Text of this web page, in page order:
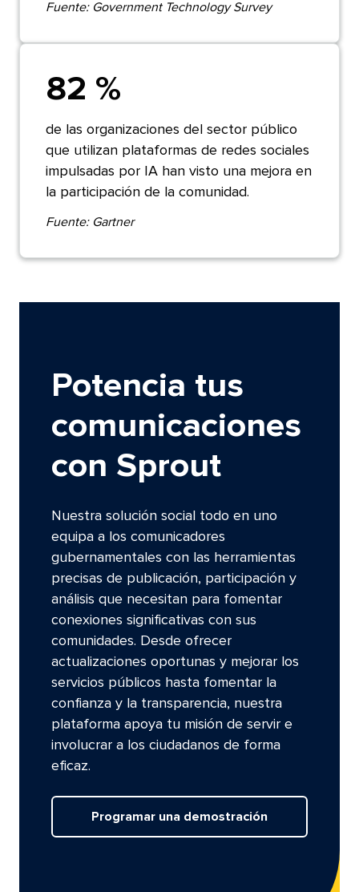
Fuente: Government Technology Survey​​
82 %​​
de las organizaciones del sector público
que utilizan plataformas de redes sociales
impulsadas por IA han visto una mejora en
la participación de la comunidad.​​
Fuente: Gartner​​
Potencia tus
comunicaciones
con Sprout​​
Nuestra solución social todo en uno
equipa a los comunicadores
gubernamentales con las herramientas
precisas de publicación, participación y
análisis que necesitan para fomentar
conexiones significativas con sus
comunidades. Desde ofrecer
actualizaciones oportunas y mejorar los
servicios públicos hasta fomentar la
confianza y la transparencia, nuestra
plataforma apoya tu misión de servir e
involucrar a los ciudadanos de forma
eficaz.​​
Programar una demostración​​